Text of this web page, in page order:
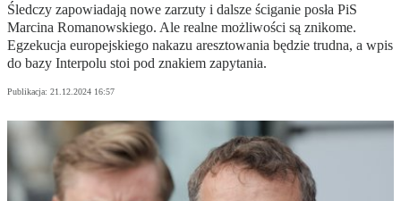
Śledczy zapowiadają nowe zarzuty i dalsze ściganie posła PiS
Marcina Romanowskiego. Ale realne możliwości są znikome.
Egzekucja europejskiego nakazu aresztowania będzie trudna, a wpis
do bazy Interpolu stoi pod znakiem zapytania.
Publikacja: 21.12.2024 16:57